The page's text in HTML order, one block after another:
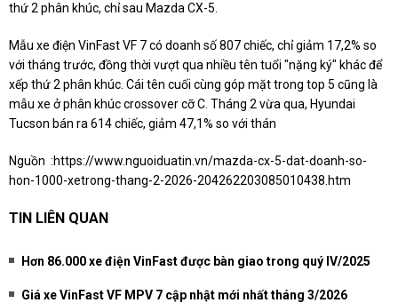
thứ 2 phân khúc, chỉ sau Mazda CX-5.
Mẫu xe điện VinFast VF 7 có doanh số 807 chiếc, chỉ giảm 17,2% so
với tháng trước, đồng thời vượt qua nhiều tên tuổi "nặng ký" khác để
xếp thứ 2 phân khúc. Cái tên cuối cùng góp mặt trong top 5 cũng là
mẫu xe ở phân khúc crossover cỡ C. Tháng 2 vừa qua, Hyundai
Tucson bán ra 614 chiếc, giảm 47,1% so với thán
Nguồn :https://www.nguoiduatin.vn/mazda-cx-5-dat-doanh-so-
hon-1000-xetrong-thang-2-2026-204262203085010438.htm
TIN LIÊN QUAN
Hơn 86.000 xe điện VinFast được bàn giao trong quý IV/2025
Giá xe VinFast VF MPV 7 cập nhật mới nhất tháng 3/2026